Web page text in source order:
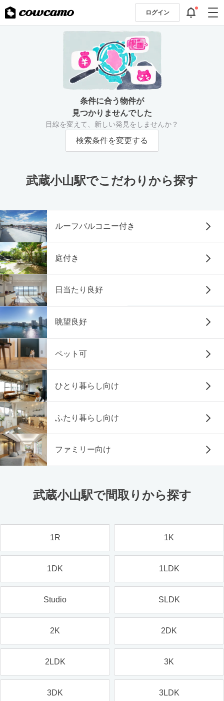
ログイン
条件に合う物件が
見つかりませんでした
目線を変えて、新しい発見をしませんか？
検索条件を変更する
武蔵小山駅でこだわりから探す
ルーフバルコニー付き
庭付き
日当たり良好
眺望良好
ペット可
ひとり暮らし向け
ふたり暮らし向け
ファミリー向け
武蔵小山駅で間取りから探す
1R 1K
1DK 1LDK
Studio SLDK
2K 2DK
2LDK 3K
3DK 3LDK